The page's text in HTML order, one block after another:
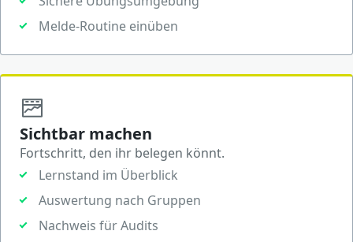
Melde-Routine einüben
Sichtbar machen
Fortschritt, den ihr belegen könnt.
Lernstand im Überblick
Auswertung nach Gruppen
Nachweis für Audits